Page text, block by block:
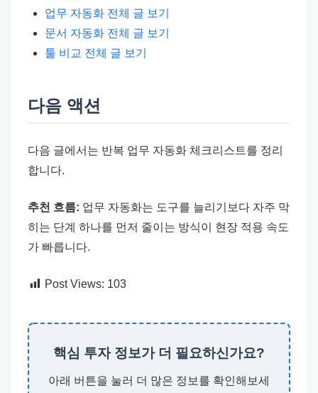
업무 자동화 전체 글 보기
문서 자동화 전체 글 보기
툴 비교 전체 글 보기
다음 액션
다음 글에서는 반복 업무 자동화 체크리스트를 정리
합니다.
추천 흐름: 업무 자동화는 도구를 늘리기보다 자주 막
히는 단계 하나를 먼저 줄이는 방식이 현장 적용 속도
가 빠릅니다.
Post Views: 103
핵심 투자 정보가 더 필요하신가요?
아래 버튼을 눌러 더 많은 정보를 확인해보세